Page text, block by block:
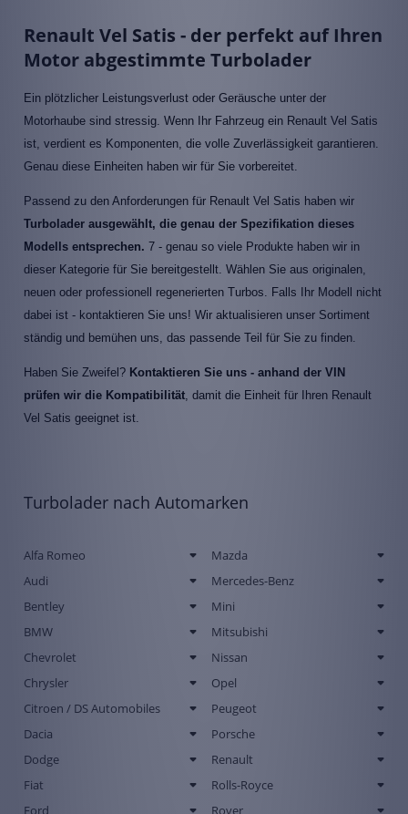
Renault Vel Satis - der perfekt auf Ihren
Motor abgestimmte Turbolader
Ein plötzlicher Leistungsverlust oder Geräusche unter der
Motorhaube sind stressig. Wenn Ihr Fahrzeug ein Renault Vel Satis
ist, verdient es Komponenten, die volle Zuverlässigkeit garantieren.
Genau diese Einheiten haben wir für Sie vorbereitet.
Passend zu den Anforderungen für Renault Vel Satis haben wir
Turbolader ausgewählt, die genau der Spezifikation dieses
Modells entsprechen. 7 - genau so viele Produkte haben wir in
dieser Kategorie für Sie bereitgestellt. Wählen Sie aus originalen,
neuen oder professionell regenerierten Turbos. Falls Ihr Modell nicht
dabei ist - kontaktieren Sie uns! Wir aktualisieren unser Sortiment
ständig und bemühen uns, das passende Teil für Sie zu finden.
Haben Sie Zweifel? Kontaktieren Sie uns - anhand der VIN
prüfen wir die Kompatibilität , damit die Einheit für Ihren Renault
Vel Satis geeignet ist.
Turbolader nach Automarken
Alfa Romeo
Audi
Bentley
BMW
Chevrolet
Chrysler
Citroen / DS Automobiles
Dacia
Dodge
Fiat
Ford
Mazda
Mercedes-Benz
Mini
Mitsubishi
Nissan
Opel
Peugeot
Porsche
Renault
Rolls-Royce
Rover